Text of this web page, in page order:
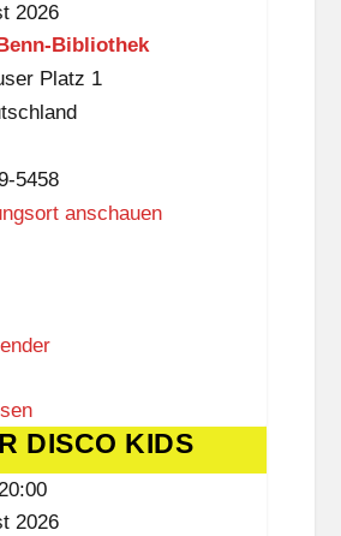
2026
Bibliothek
Platz 1
5458
anschauen
DISCO KIDS
2026